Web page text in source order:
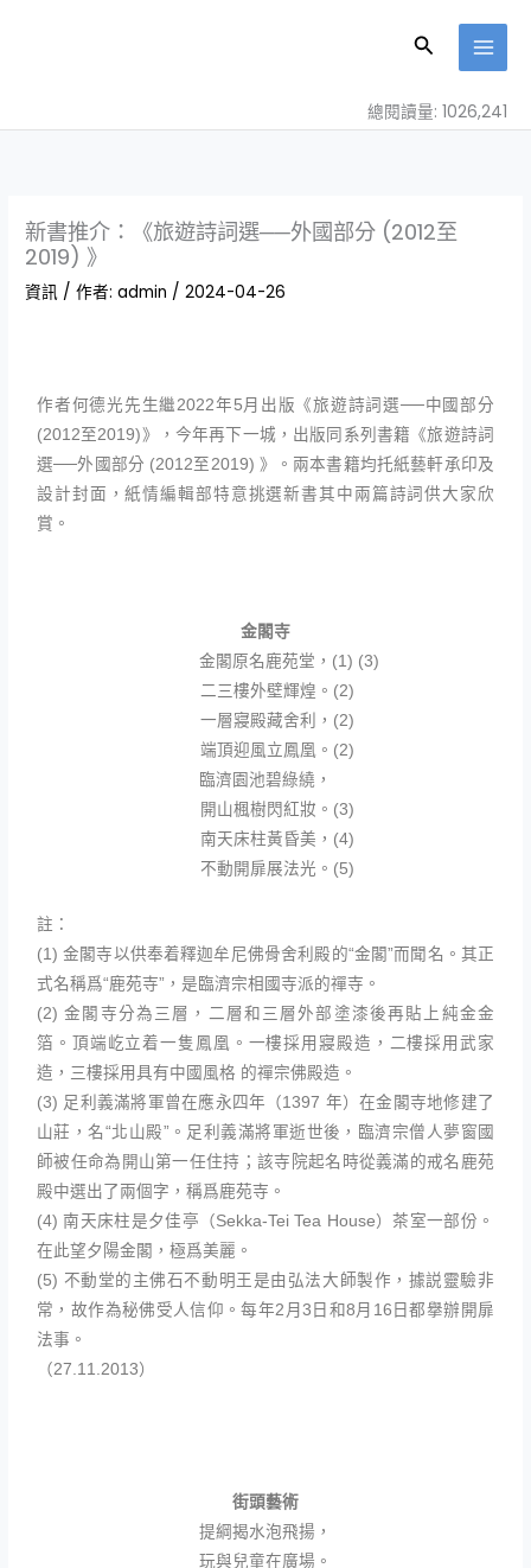
內
搜
總閱讀量: 1026,241
新書推介：《旅遊詩詞選──外國部分 (2012至
2019) 》
資訊 / 作者:admin /2024-04-26
作者何德光先生繼2022年5月出版《旅遊詩詞選──中國部分
(2012至2019)》，今年再下一城，出版同系列書籍《旅遊詩詞
選──外國部分 (2012至2019) 》。兩本書籍均托紙藝軒承印及
設計封面，紙情編輯部特意挑選新書其中兩篇詩詞供大家欣
賞。
金閣寺
金閣原名鹿苑堂，(1) (3)
二三樓外壁輝煌。(2)
一層寢殿藏舍利，(2)
端頂迎風立鳳凰。(2)
臨濟園池碧綠繞，
開山楓樹閃紅妝。(3)
南天床柱黃昏美，(4)
不動開扉展法光。(5)
註：
(1) 金閣寺以供奉着釋迦牟尼佛骨舍利殿的“金閣”而聞名。其正
式名稱爲“鹿苑寺”，是臨濟宗相國寺派的禪寺。
(2) 金閣寺分為三層，二層和三層外部塗漆後再貼上純金金
箔。頂端屹立着一隻鳳凰。一樓採用寢殿造，二樓採用武家
造，三樓採用具有中國風格 的禪宗佛殿造。
(3) 足利義滿將軍曾在應永四年（1397 年）在金閣寺地修建了
山莊，名“北山殿”。足利義滿將軍逝世後，臨濟宗僧人夢窗國
師被任命為開山第一任住持；該寺院起名時從義滿的戒名鹿苑
殿中選出了兩個字，稱爲鹿苑寺。
(4) 南天床柱是夕佳亭（Sekka-Tei Tea House）茶室一部份。
在此望夕陽金閣，極爲美麗。
(5) 不動堂的主佛石不動明王是由弘法大師製作，據説靈驗非
常，故作為秘佛受人信仰。每年2月3日和8月16日都擧辦開扉
法事。
（27.11.2013）
街頭藝術
提綱揭水泡飛揚，
玩與兒童在廣場。